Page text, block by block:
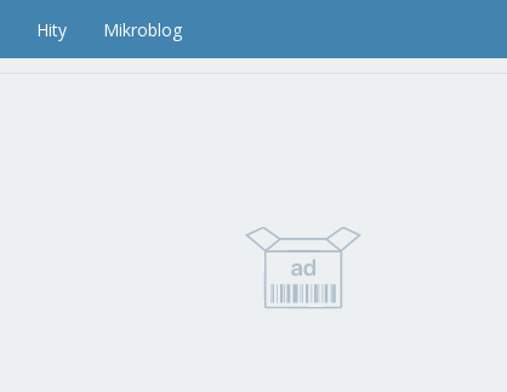
Hity Mikroblog